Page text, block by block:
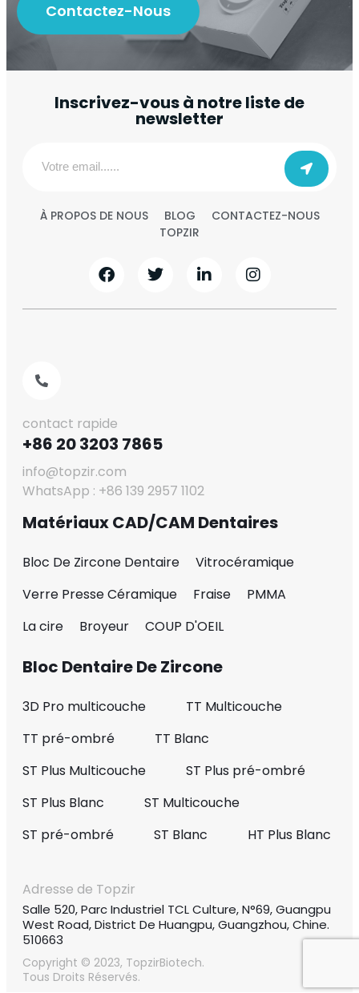
Contactez-Nous
Inscrivez-vous à notre liste de
newsletter
À PROPOS DE NOUS BLOG
CONTACTEZ-NOUS
TOPZIR
contact rapide
+86 20 3203 7865
info@topzir.com
WhatsApp : +86 139 2957 1102
Matériaux CAD/CAM Dentaires
Bloc De Zircone Dentaire
Vitrocéramique
Verre Presse Céramique
Fraise
PMMA
La cire
Broyeur COUP D'OEIL
Bloc Dentaire De Zircone
3D Pro multicouche
TT Multicouche
TT pré-ombré
TT Blanc
ST Plus Multicouche
ST Plus pré-ombré
ST Plus Blanc
ST Multicouche
ST pré-ombré
ST Blanc HT Plus Blanc
Copyright © 2023, TopzirBiotech.
Tous Droits Réservés.
Adresse de Topzir
Salle 520, Parc Industriel TCL Culture, N°69, Guangpu
West Road, District De Huangpu, Guangzhou, Chine.
510663